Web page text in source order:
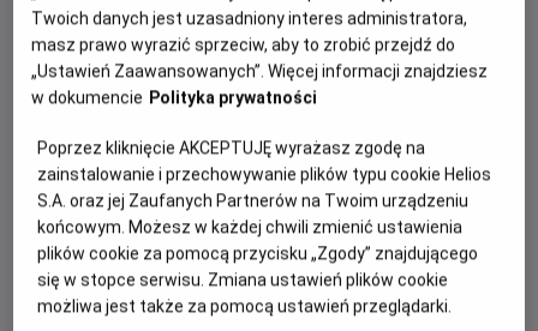
PREMIERA
30 maja 2025
REŻYSERIA
Jonathan Entwistle
SCENARIUSZ
Robert Mark Kamen, Rob
Lieber
OBSADA
Ralph Macchio, Ben Warg, Jackie Chan
WIĘCEJ SZCZEGÓŁÓW
W filmie „Karate Kid: Legendy” po rodzinnej tragedii
utalentowany zawodnik kurg fu Li Forg (Ben Warg) jest
zmuszony do przeprowadzki z matką z Pekinu do Nowego
Jorku. Li stara się zapomnieć o swojej przeszłości,
próbując dopasować się do nowych okoliczności. Kiedy
nowa znajoma potrzebuje pomocy, Li postanawia wziąć
Twoich danych jest uzasadniony interes administratora,
masz prawo wyrazić sprzeciw, aby to zrobić przejdź do
„Ustawień Zaawansowanych”. Więcej informacji znajdziesz
w dokumencie Polityka prywatności
Poprzez kliknięcie AKCEPTUJĘ wyrażasz zgodę na
zainstalowanie i przechowywanie plików typu cookie Helios
S.A. oraz jej Zaufanych Partnerów na Twoim urządzeniu
końcowym. Możesz w każdej chwili zmienić ustawienia
plików cookie za pomocą przycisku „Zgody” znajdującego
się w stopce serwisu. Zmiana ustawień plików cookie
możliwa jest także za pomocą ustawień przeglądarki.